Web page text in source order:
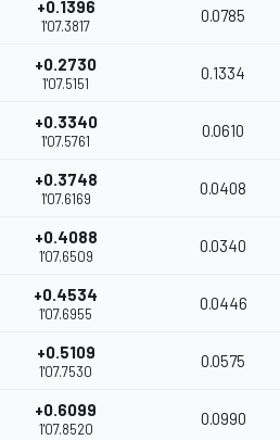
+0.1396
1'07.3817
0.0785
+0.2730
1'07.5151
0.1334
+0.3340
1'07.5761
0.0610
+0.3748
1'07.6169
0.0408
+0.4088
1'07.6509
0.0340
+0.4534
1'07.6955
0.0446
+0.5109
1'07.7530
0.0575
+0.6099
1'07.8520
0.0990